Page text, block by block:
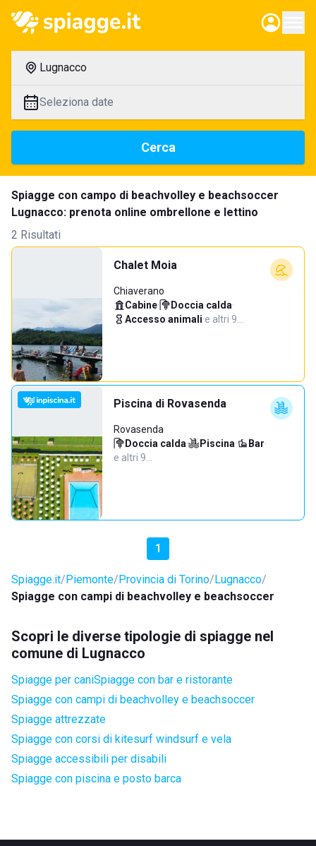
Lugnacco
Seleziona date
Cerca
Spiagge con campo di beachvolley e beachsoccer
Lugnacco: prenota online ombrellone e lettino
2 Risultati
Chalet Moia
Chiaverano
Cabine· Doccia calda·
Accesso animali·e altri 9…
Piscina di Rovasenda
Rovasenda
Doccia calda· Piscina· Bar·
e altri 9…
1
Spiagge.it Piemonte Provincia di Torino Lugnacco
Spiagge con campi di beachvolley e beachsoccer
Scopri le diverse tipologie di spiagge nel
comune di Lugnacco
Spiagge per caniSpiagge con bar e ristorante
Spiagge con campi di beachvolley e beachsoccer
Spiagge attrezzate
Spiagge con corsi di kitesurf windsurf e vela
Spiagge accessibili per disabili
Spiagge con piscina e posto barca